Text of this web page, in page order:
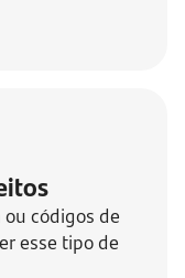
códigos de
esse tipo de